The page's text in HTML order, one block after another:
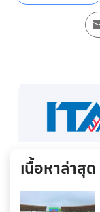
เนื้อหาล่าสุด